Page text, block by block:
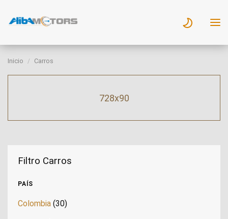
Inicio Carros
728x90
Filtro Carros
PAÍS
Colombia (30)